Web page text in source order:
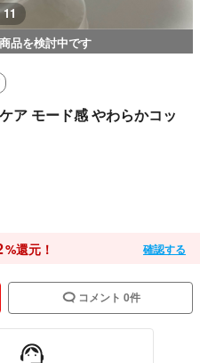
品を検討中です
ア モード感 やわらかコッ
%還元！ 確認する
コメント 0件